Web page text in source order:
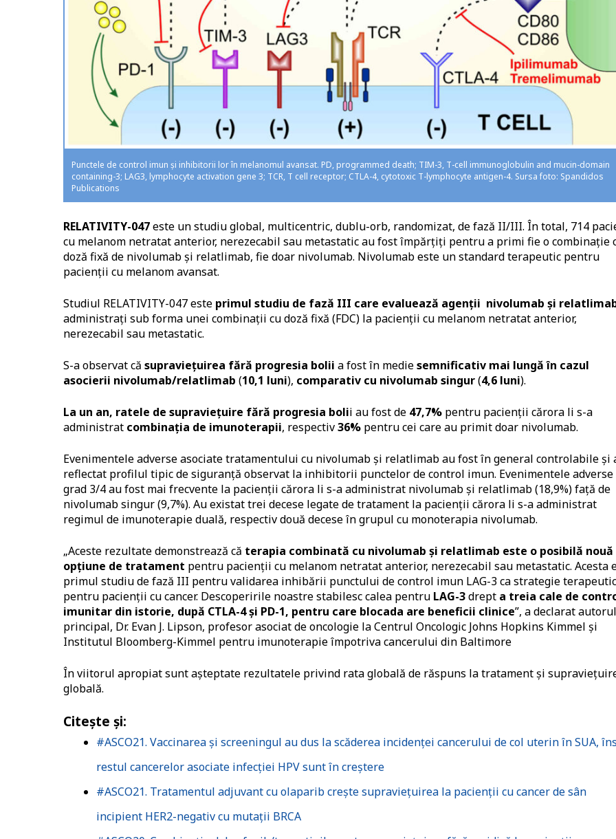
Punctele de control imun și inhibitorii lor în melanomul avansat. PD, programmed death; TIM-3, T-cell immunoglobulin and mucin-domain
containing-3; LAG3, lymphocyte activation gene 3; TCR, T cell receptor; CTLA-4, cytotoxic T-lymphocyte antigen-4. Sursa foto: Spandidos
Publications
RELATIVITY-047este un studiu global, multicentric, dublu-orb, randomizat, de fază II/III. În total, 714
cu melanom netratat anterior, nerezecabil sau metastatic au fost împărțiți pentru a primi fie o combinație
doză fixă de nivolumab și relatlimab, fie doar nivolumab. Nivolumab este un standard terapeutic pentru
pacienții cu melanom avansat.
Studiul RELATIVITY-047 este primul studiu de fază III care evaluează agenții nivolumab și
administrați sub forma unei combinații cu doză fixă (FDC) la pacienții cu melanom netratat anterior,
nerezecabil sau metastatic.
S-a observat că supraviețuirea fără progresia bolii a fost în mediesemnificativ mai lungă în cazul
asocierii nivolumab/relatlimab (10,1 luni), comparativ cu nivolumab singur(4,6 luni).
La un an, ratele de supraviețuire fără progresia bolii au fost de 47,7% pentru pacienții cărora li s-a
administrat combinația de imunoterapii, respectiv36% pentru cei care au primit doar nivolumab.
Evenimentele adverse asociate tratamentului cu nivolumab și relatlimab au fost în general controlabile și
reflectat profilul tipic de siguranță observat la inhibitorii punctelor de control imun. Evenimentele adverse
grad 3/4 au fost mai frecvente la pacienții cărora li s-a administrat nivolumab și relatlimab (18,9%) față de
nivolumab singur (9,7%). Au existat trei decese legate de tratament la pacienții cărora li s-a administrat
regimul de imunoterapie duală, respectiv două decese în grupul cu monoterapia nivolumab.
„Aceste rezultate demonstrează că terapia combinată cu nivolumab și relatlimab este o posibilă nouă
opțiune de tratament pentru pacienții cu melanom netratat anterior, nerezecabil sau metastatic. Acesta
primul studiu de fază III pentru validarea inhibării punctului de control imun LAG-3 ca strategie
pentru pacienții cu cancer. Descoperirile noastre stabilesc calea pentru LAG-3drept a treia cale de
imunitar din istorie, după CTLA-4 și PD-1, pentru care blocada are beneficii clinice”, a declarat autorul
principal, Dr. Evan J. Lipson, profesor asociat de oncologie la Centrul Oncologic Johns Hopkins Kimmel și
Institutul Bloomberg-Kimmel pentru imunoterapie împotriva cancerului din Baltimore
În viitorul apropiat sunt așteptate rezultatele privind rata globală de răspuns la tratament și
globală.
Citește și:
#ASCO21. Vaccinarea și screeningul au dus la scăderea incidenței cancerului de col uterin în SUA,
restul cancerelor asociate infecției HPV sunt în creștere
#ASCO21. Tratamentul adjuvant cu olaparib crește supraviețuirea la pacienții cu cancer de sân
incipient HER2-negativ cu mutații BRCA